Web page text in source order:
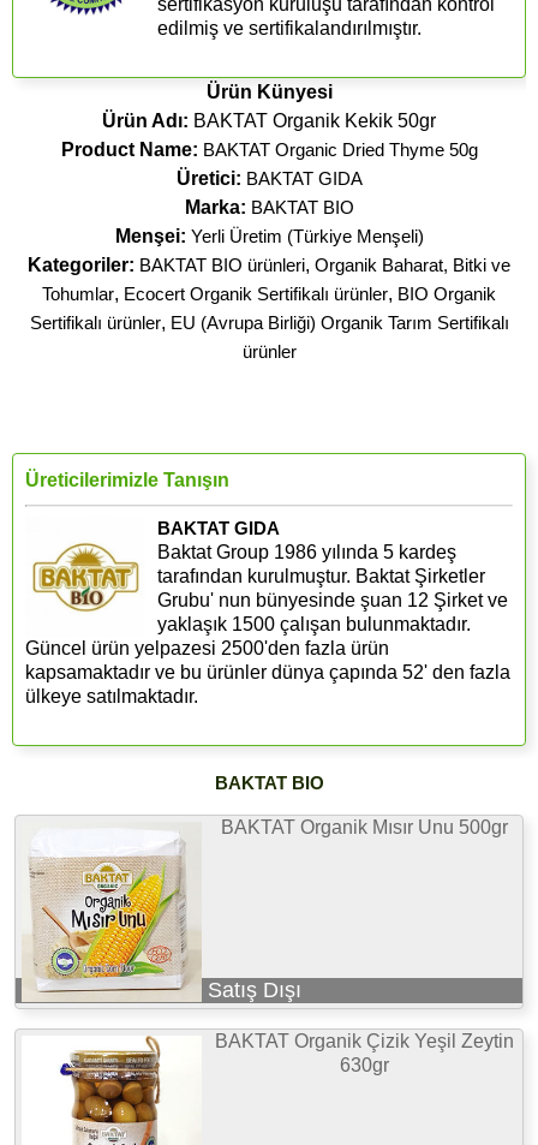
edilmiş ve sertifikalandırılmıştır.
Ürün Künyesi
Ürün Adı: BAKTAT Organik Kekik 50gr
Product Name: BAKTAT Organic Dried Thyme 50g
Üretici: BAKTAT GIDA
Marka: BAKTAT BIO
Menşei: Yerli Üretim (Türkiye Menşeli)
Kategoriler: BAKTAT BIO ürünleri, Organik Baharat, Bitki ve
Tohumlar, Ecocert Organik Sertifikalı ürünler, BIO Organik
Sertifikalı ürünler, EU (Avrupa Birliği) Organik Tarım Sertifikalı
ürünler
Üreticilerimizle Tanışın
BAKTAT GIDA
Baktat Group 1986 yılında 5 kardeş
tarafından kurulmuştur. Baktat Şirketler
Grubu' nun bünyesinde şuan 12 Şirket ve
yaklaşık 1500 çalışan bulunmaktadır.
Güncel ürün yelpazesi 2500'den fazla ürün
kapsamaktadır ve bu ürünler dünya çapında 52' den fazla
ülkeye satılmaktadır.
BAKTAT BIO
BAKTAT Organik Mısır Unu 500gr
Satış Dışı
BAKTAT Organik Çizik Yeşil Zeytin
630gr